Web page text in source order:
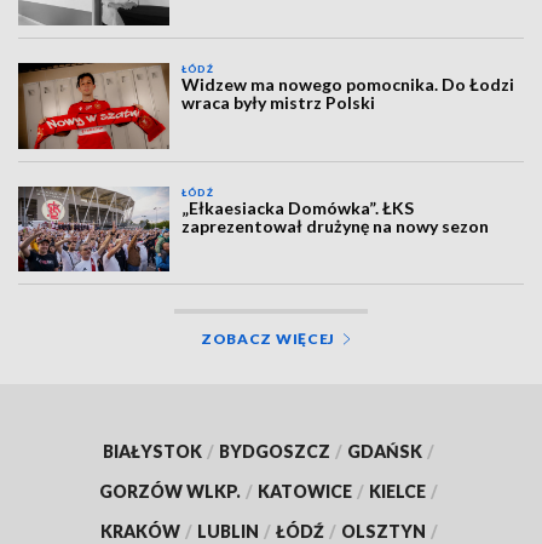
ŁÓDŹ
Widzew ma nowego pomocnika. Do Łodzi
wraca były mistrz Polski
ŁÓDŹ
„Ełkaesiacka Domówka”. ŁKS
zaprezentował drużynę na nowy sezon
ZOBACZ WIĘCEJ
BIAŁYSTOK / BYDGOSZCZ / GDAŃSK /
GORZÓW WLKP. / KATOWICE / KIELCE /
KRAKÓW / LUBLIN / ŁÓDŹ / OLSZTYN /